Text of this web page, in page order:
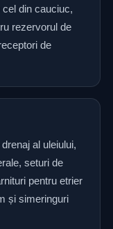
din cauciuc,
rezervorul de
de
al uleiului,
seturi de
pentru etrier
și simeringuri